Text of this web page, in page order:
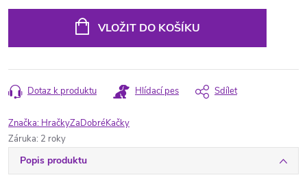
VLOŽIT DO KOŠÍKU
Dotaz k produktu Hlídací pes Sdílet
Značka: HračkyZaDobréKačky
Záruka: 2 roky
Popis produktu